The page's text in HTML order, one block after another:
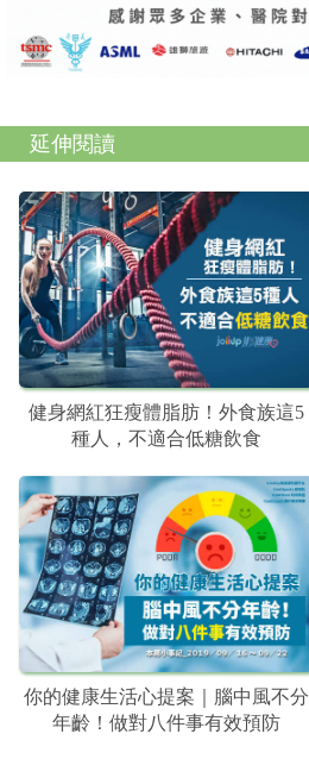
延伸閱讀
健身網紅狂瘦體脂肪！外食族這5
種人，不適合低糖飲食
你的健康生活心提案｜腦中風不分
年齡！做對八件事有效預防